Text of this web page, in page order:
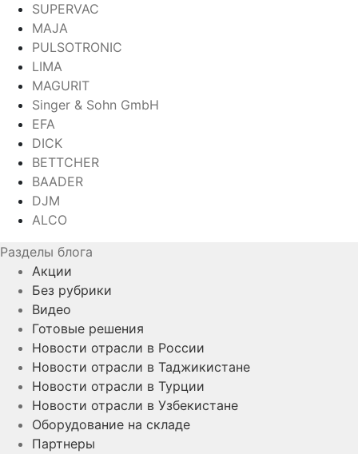
SUPERVAC
MAJA
PULSOTRONIC
LIMA
MAGURIT
Singer & Sohn GmbH
EFA
DICK
BETTCHER
BAADER
DJM
ALCO
Разделы блога
Акции
Без рубрики
Видео
Готовые решения
Новости отрасли в России
Новости отрасли в Таджикистане
Новости отрасли в Турции
Новости отрасли в Узбекистане
Оборудование на складе
Партнеры